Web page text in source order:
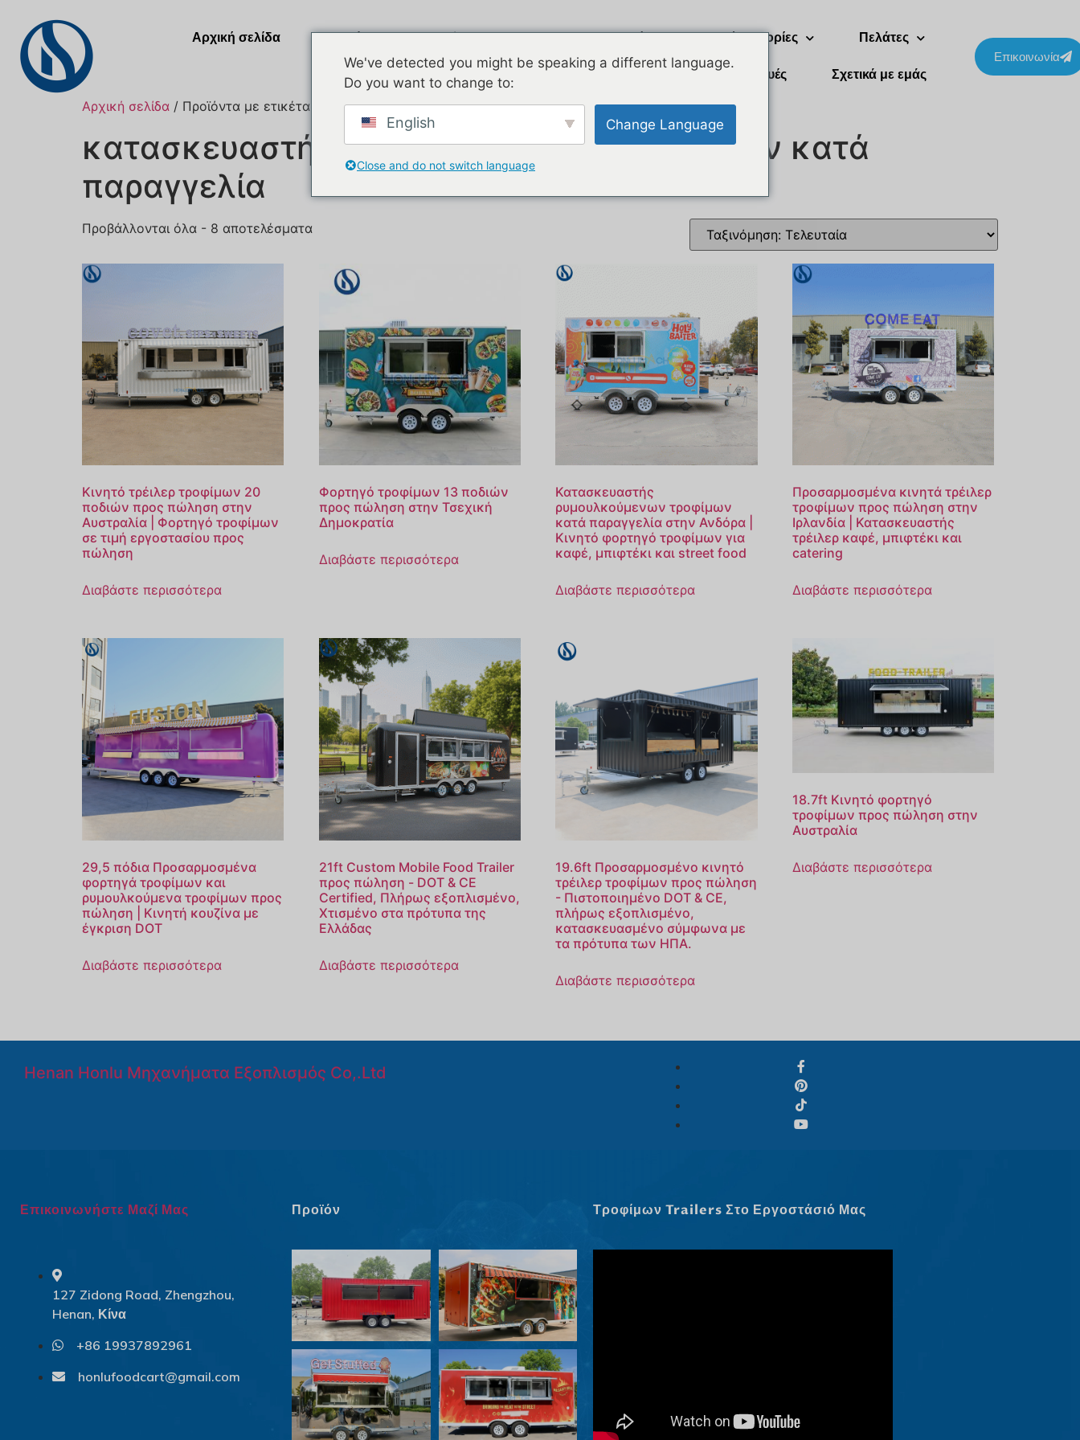
Αρχική σελίδα Προϊόντα Airstream Γαλβανισμένο Δύο ιστορίες
Πελάτες
Συσκευές
Σχετικά με εμάς
Επικοινωνία
Αρχική σελίδα / Προϊόντα με ετικέτα “custom food trailer manufacturer”
κατασκευαστής ρυμουλκούμενων τροφίμων κατά
παραγγελία
Προβάλλονται όλα - 8 αποτελέσματα
Κινητό τρέιλερ τροφίμων 20
ποδιών προς πώληση στην
Αυστραλία | Φορτηγό τροφίμων
σε τιμή εργοστασίου προς
πώληση
Διαβάστε περισσότερα
Φορτηγό τροφίμων 13 ποδιών
προς πώληση στην Τσεχική
Δημοκρατία
Διαβάστε περισσότερα
Κατασκευαστής
ρυμουλκούμενων τροφίμων
κατά παραγγελία στην Ανδόρα |
Κινητό φορτηγό τροφίμων για
καφέ, μπιφτέκι και street food
Διαβάστε περισσότερα
Προσαρμοσμένα κινητά τρέιλερ
τροφίμων προς πώληση στην
Ιρλανδία | Κατασκευαστής
τρέιλερ καφέ, μπιφτέκι και
catering
Διαβάστε περισσότερα
29,5 πόδια Προσαρμοσμένα
φορτηγά τροφίμων και
ρυμουλκούμενα τροφίμων προς
πώληση | Κινητή κουζίνα με
έγκριση DOT
Διαβάστε περισσότερα
21ft Custom Mobile Food Trailer
προς πώληση - DOT & CE
Certified, Πλήρως εξοπλισμένο,
Χτισμένο στα πρότυπα της
Ελλάδας
Διαβάστε περισσότερα
19.6ft Προσαρμοσμένο κινητό
τρέιλερ τροφίμων προς πώληση
- Πιστοποιημένο DOT & CE,
πλήρως εξοπλισμένο,
κατασκευασμένο σύμφωνα με
τα πρότυπα των ΗΠΑ.
Διαβάστε περισσότερα
18.7ft Κινητό φορτηγό
τροφίμων προς πώληση στην
Αυστραλία
Διαβάστε περισσότερα
Henan Honlu Μηχανήματα Εξοπλισμός Co,.Ltd
Επικοινωνήστε Μαζί Μας
127 Zidong Road, Zhengzhou,
Henan, Κίνα
+86 19937892961
honlufoodcart@gmail.com
Προϊόν Τροφίμων Trailers Στο Εργοστάσιό Μας
We've detected you might be speaking a different language.
Do you want to change to:
English Change Language
Close and do not switch language
Македонски јазик
Čeština
Slovenčina